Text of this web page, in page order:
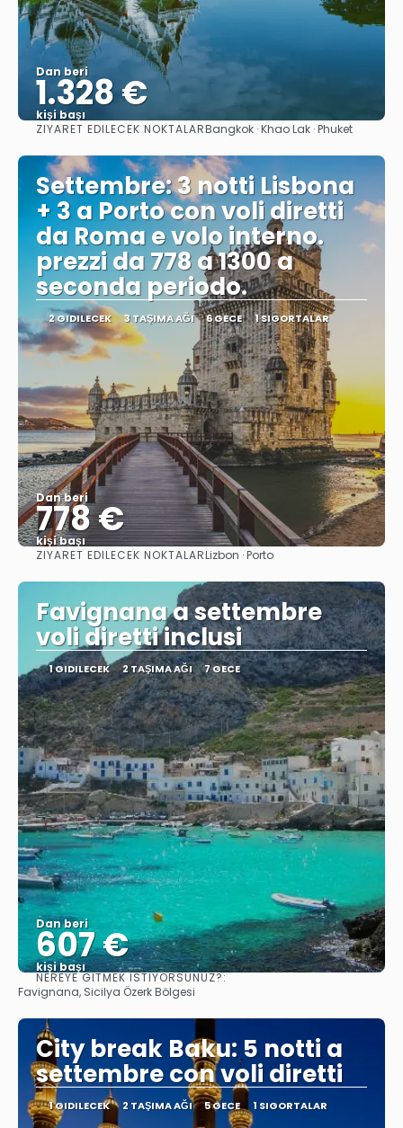
Dan beri
1.328 €
kişi başı
Görüntüle
ZIYARET EDILECEK NOKTALARBangkok · Khao Lak · Phuket
Settembre: 3 notti Lisbona
+ 3 a Porto con voli diretti
da Roma e volo interno.
prezzi da 778 a 1300 a
seconda periodo.
2 GIDILECEK 3 TAŞIMA AĞI 6 GECE 1 SIGORTALAR
Dan beri
778 €
kişi başı
Görüntüle
ZIYARET EDILECEK NOKTALARLizbon · Porto
Favignana a settembre
voli diretti inclusi
1 GIDILECEK 2 TAŞIMA AĞI 7 GECE
Dan beri
607 €
kişi başı
Görüntüle
NEREYE GITMEK ISTIYORSUNUZ?:
Favignana, Sicilya Özerk Bölgesi
City break Baku: 5 notti a
settembre con voli diretti
1 GIDILECEK 2 TAŞIMA AĞI 5 GECE 1 SIGORTALAR